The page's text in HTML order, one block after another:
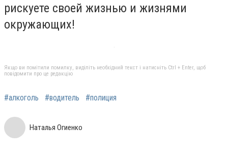
рискуете своей жизнью и жизнями
окружающих!
Якщо ви помітили помилку, виділіть необхідний текст і натисніть Ctrl + Enter, щоб
повідомити про це редакцію
#алкоголь #водитель #полиция
Наталья Огиенко